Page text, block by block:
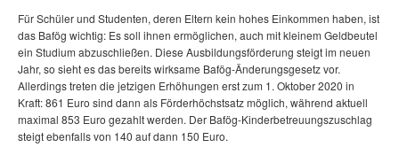
Für Schüler und Studenten, deren Eltern kein hohes Einkommen haben, ist
das Bafög wichtig: Es soll ihnen ermöglichen, auch mit kleinem Geldbeutel
ein Studium abzuschließen. Diese Ausbildungsförderung steigt im neuen
Jahr, so sieht es das bereits wirksame Bafög-Änderungsgesetz vor.
Allerdings treten die jetzigen Erhöhungen erst zum 1. Oktober 2020 in
Kraft: 861 Euro sind dann als Förderhöchstsatz möglich, während aktuell
maximal 853 Euro gezahlt werden. Der Bafög-Kinderbetreuungszuschlag
steigt ebenfalls von 140 auf dann 150 Euro.